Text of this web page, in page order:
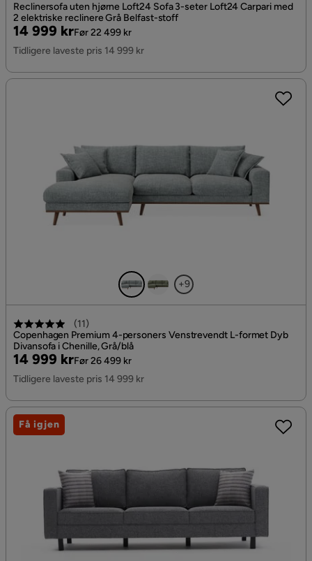
Reclinersofa uten hjørne Loft24 Sofa 3-seter Loft24 Carpari med
2 elektriske reclinere Grå Belfast-stoff
Pris
14 999 kr
Original
Pris
Før 22 499 kr
Tidligere laveste pris 14 999 kr
+9
(11)
Copenhagen Premium 4-personers Venstrevendt L-formet Dyb
Divansofa i Chenille, Grå/blå
Pris
14 999 kr
Original
Pris
Før 26 499 kr
Tidligere laveste pris 14 999 kr
Få igjen